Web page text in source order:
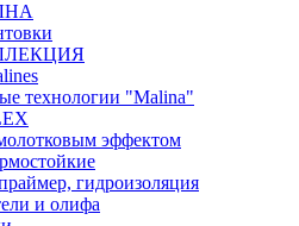
технологии "Malina"
эффектом
гидроизоляция
и олифа